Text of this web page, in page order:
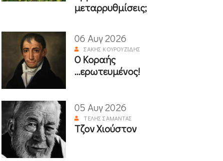
μεταρρυθμίσεις;
06 Αυγ 2026
ΣΆΚΗΣ ΚΟΥΡΟΥΖΊΔΗΣ
Ο Κοραής
...ερωτευμένος!
05 Αυγ 2026
ΤΈΛΗΣ ΣΑΜΑΝΤΆΣ
Τζον Χιούστον